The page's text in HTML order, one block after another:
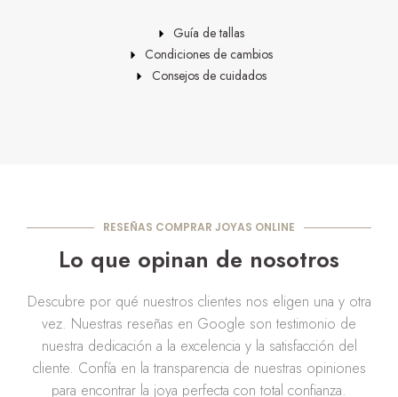
Guía de tallas
Condiciones de cambios
Consejos de cuidados
RESEÑAS COMPRAR JOYAS ONLINE
Lo que opinan de nosotros
Descubre por qué nuestros clientes nos eligen una y otra
vez. Nuestras reseñas en Google son testimonio de
nuestra dedicación a la excelencia y la satisfacción del
cliente. Confía en la transparencia de nuestras opiniones
para encontrar la joya perfecta con total confianza.